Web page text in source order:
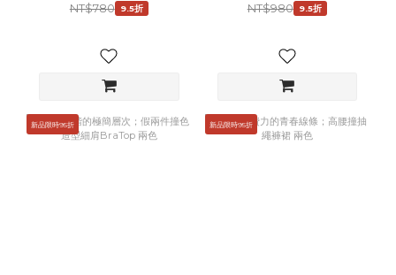
NT$780
9.5折
NT$980
9.5折
新品限時95折 新品限時95折